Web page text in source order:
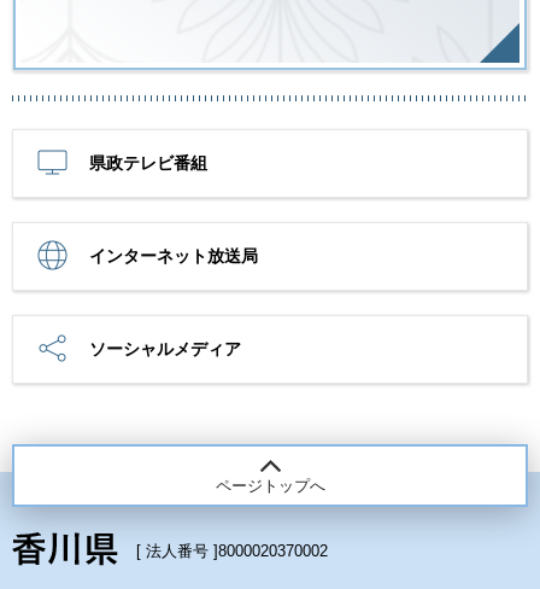
県政テレビ番組
インターネット放送局
ソーシャルメディア
ページトップへ
[ 法人番号 ]8000020370002